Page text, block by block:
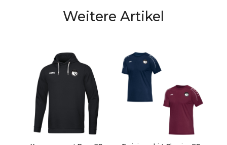
Weitere Artikel